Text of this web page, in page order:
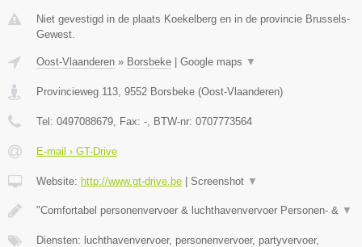
Niet gevestigd in de plaats Koekelberg en in de provincie Brussels-
Gewest.
Oost-Vlaanderen » Borsbeke | Google maps ▼
Provincieweg 113 9552 Borsbeke (Oost-Vlaanderen)
Tel: 0497088679 , Fax: - , BTW-nr: 0707773564
E-mail › GT-Drive
Website: http://www.gt-drive.be | Screenshot ▼
"Comfortabel personenvervoer & luchthavenvervoer Personen- & ▼
Diensten: luchthavenvervoer, personenvervoer, partyvervoer,